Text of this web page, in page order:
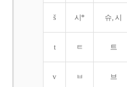
š 시* 슈, 시
t ㅌ 트
v ㅂ 브